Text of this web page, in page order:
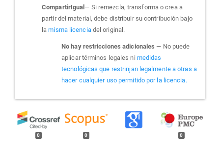
CompartirIgual — Si remezcla, transforma o crea a
partir del material, debe distribuir su contribución bajo
lamisma licenciadel original.
No hay restricciones adicionales — No puede
aplicar términos legales ni medidas
tecnológicas que restrinjan legalmente a otras a
hacer cualquier uso permitido por la licencia.
0 0 0